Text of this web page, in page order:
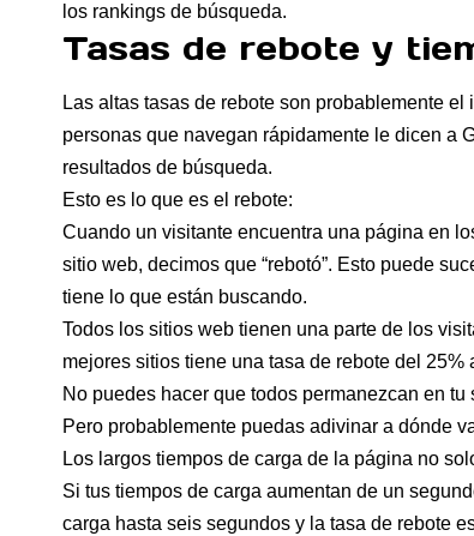
los rankings de búsqueda.
Tasas de rebote y
Las altas tasas de rebote son probablemente
personas que navegan rápidamente le dicen a
resultados de búsqueda.
Esto es lo que es el rebote:
Cuando un visitante encuentra una página en
sitio web, decimos que “rebotó”. Esto puede
tiene lo que están buscando.
Todos los sitios web tienen una parte de los
mejores sitios tiene una tasa de rebote del 25%
No puedes hacer que todos permanezcan en tu
Pero probablemente puedas adivinar a dónde
Los largos tiempos de carga de la página no
Si tus tiempos de carga aumentan de un
carga hasta seis segundos y la tasa de rebote